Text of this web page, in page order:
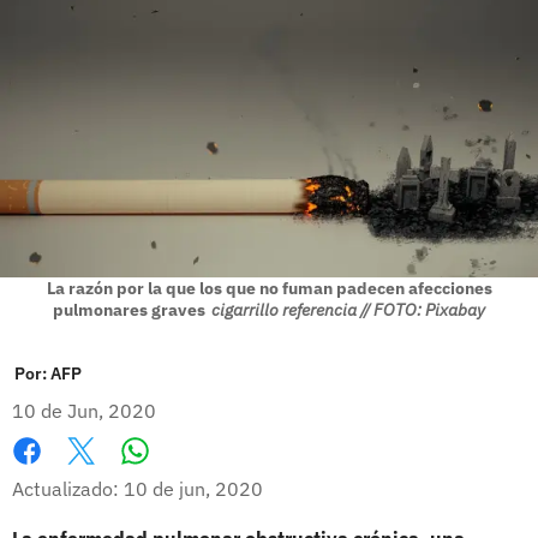
La razón por la que los que no fuman padecen afecciones
pulmonares graves cigarrillo referencia // FOTO: Pixabay
Por:AFP
10 de Jun, 2020
Facebook
X
Actualizado: 10 de jun, 2020